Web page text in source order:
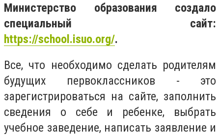
Министерство образования создало
специальный сайт:
https://school.isuo.org/.
Все, что необходимо сделать родителям
будущих первоклассников - это
зарегистрироваться на сайте, заполнить
сведения о себе и ребенке, выбрать
учебное заведение, написать заявление и